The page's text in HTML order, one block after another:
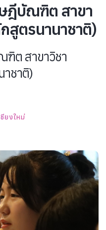
ฎีบัณฑิต สาขา
สูตรนานาชาติ)
ต สาขาวิชา
ชาติ)
ยงใหม่